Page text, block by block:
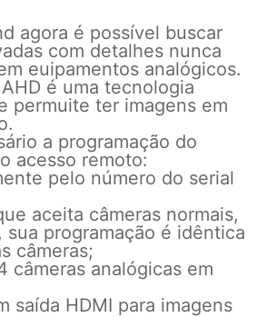
agora é possível buscar
com detalhes nunca
euipamentos analógicos.
é uma tecnologia
permuite ter imagens em
a programação do
acesso remoto:
pelo número do serial
aceita câmeras normais,
sua programação é idêntica
câmeras;
câmeras analógicas em
saída HDMI para imagens